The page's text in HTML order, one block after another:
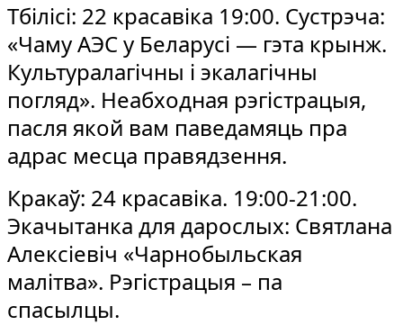
Тбілісі: 22 красавіка 19:00. Сустрэча:
«Чаму АЭС у Беларусі — гэта крынж.
Культуралагічны і экалагічны
погляд». Неабходная рэгістрацыя,
пасля якой вам паведамяць пра
адрас месца правядзення.
Кракаў: 24 красавіка. 19:00-21:00.
Экачытанка для дарослых: Святлана
Алексіевіч «Чарнобыльская
малітва». Рэгістрацыя – па
спасылцы.